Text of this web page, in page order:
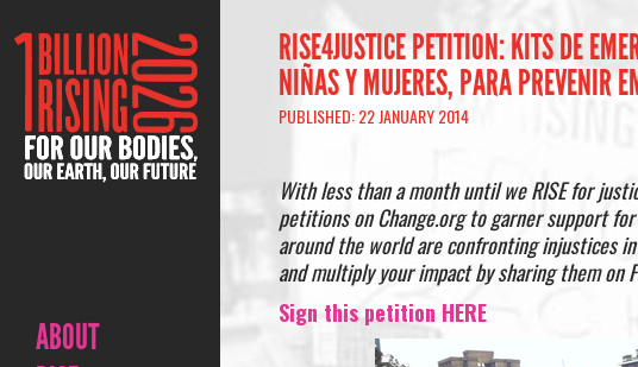
ABOUT
RISE4JUSTICE PETITION: KITS DE
NIÑAS Y MUJERES, PARA PREVENIR
PUBLISHED: 22 JANUARY 2014
With less than a month until we RISE for
petitions on Change.org to garner support for
around the world are confronting injustices
and multiply your impact by sharing them on
Sign this petition HERE